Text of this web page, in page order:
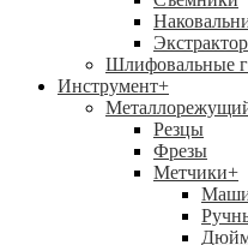
Шлифовальные
Инструмент+
Резцы
Фрезы
Метчики+